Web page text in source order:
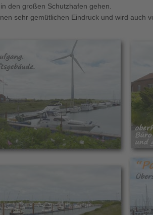
den großen Schutzhafen gehen.
sehr gemütlichen Eindruck und wird auch